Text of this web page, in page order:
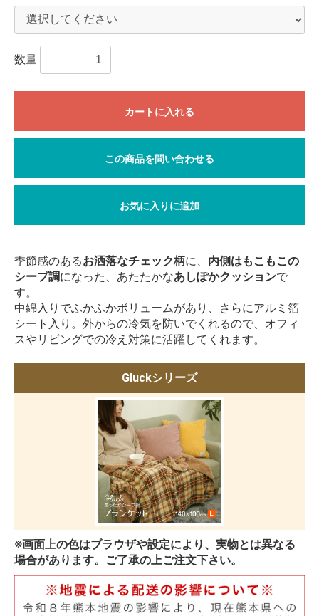
数量
カートに入れる
この商品を問い合わせる
お気に入りに追加
季節感のあるお洒落なチェック柄に、 内側はもこもこの
シープ調になった、あたたかなあしぽかクッションで
す。
中綿入りでふかふかボリュームがあり、さらにアルミ箔
シート入り。外からの冷気を防いでくれるので、オフィ
スやリビングでの冷え対策に活躍してくれます。
Gluckシリーズ
※画面上の色はブラウザや設定により、実物とは異なる
場合があります。ご了承の上ご注文下さい。